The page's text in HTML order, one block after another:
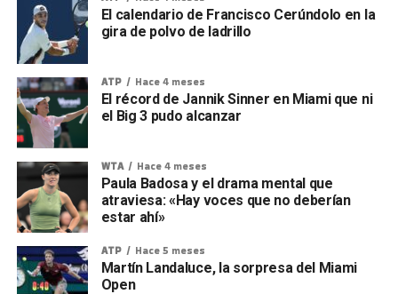
El calendario de Francisco Cerúndolo en la
gira de polvo de ladrillo
ATP Hace 4 meses
El récord de Jannik Sinner en Miami que ni
el Big 3 pudo alcanzar
WTA Hace 4 meses
Paula Badosa y el drama mental que
atraviesa: «Hay voces que no deberían
estar ahí»
ATP Hace 5 meses
Martín Landaluce, la sorpresa del Miami
Open